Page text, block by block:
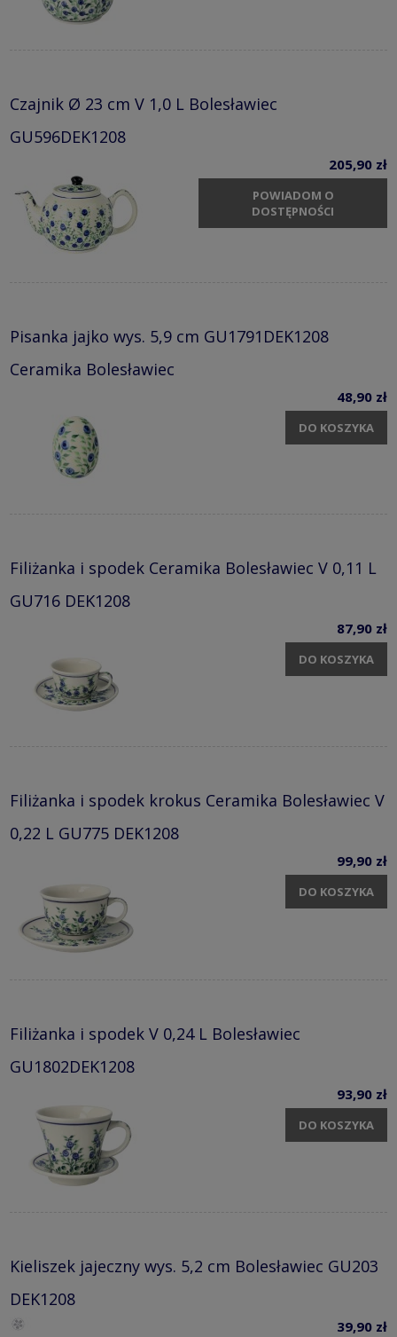
Czajnik Ø 23 cm V 1,0 L Bolesławiec
GU596DEK1208
205,90 zł
POWIADOM O
DOSTĘPNOŚCI
Pisanka jajko wys. 5,9 cm GU1791DEK1208
Ceramika Bolesławiec
48,90 zł
DO KOSZYKA
Filiżanka i spodek Ceramika Bolesławiec V 0,11 L
GU716 DEK1208
87,90 zł
DO KOSZYKA
Filiżanka i spodek krokus Ceramika Bolesławiec V
0,22 L GU775 DEK1208
99,90 zł
DO KOSZYKA
Filiżanka i spodek V 0,24 L Bolesławiec
GU1802DEK1208
93,90 zł
DO KOSZYKA
Kieliszek jajeczny wys. 5,2 cm Bolesławiec GU203
DEK1208
39,90 zł